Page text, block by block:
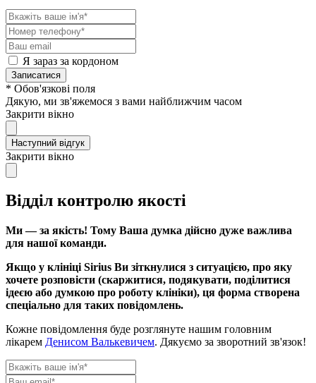
Я зараз за кордоном
Записатися
* Обов'язкові поля
Дякую, ми зв'яжемося з вами найближчим часом
Закрити вікно
Наступний відгук
Закрити вікно
Відділ контролю якості
Ми — за якість! Тому Ваша думка дійсно дуже важлива
для нашої команди.
Якщо у клініці Sirius Ви зіткнулися з ситуацією, про яку
хочете розповісти (скаржитися, подякувати, поділитися
ідеєю або думкою про роботу клініки), ця форма створена
спеціально для таких повідомлень.
Кожне повідомлення буде розглянуте нашим головним
лікарем Денисом Валькевичем. Дякуємо за зворотний зв'язок!